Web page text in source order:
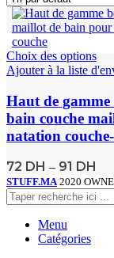
Choix des options
Ajouter à la liste
Haut de
bain couche
natation
72 DH – 91 DH
STUFF.MA 2020
Menu
Catégories